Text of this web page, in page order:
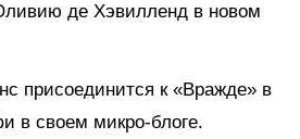
де Хэвилленд в новом
присоединится к «Вражде» в
в своем микро-блоге.